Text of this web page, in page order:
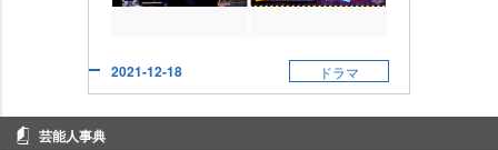
2021-12-18 ドラマ
芸能人事典